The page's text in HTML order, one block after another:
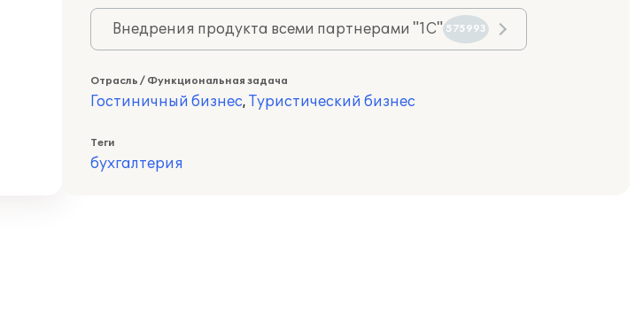
Внедрения продукта всеми партнерами "1С" 575993
Отрасль / Функциональная задача
Гостиничный бизнес, Туристический бизнес
Теги
бухгалтерия